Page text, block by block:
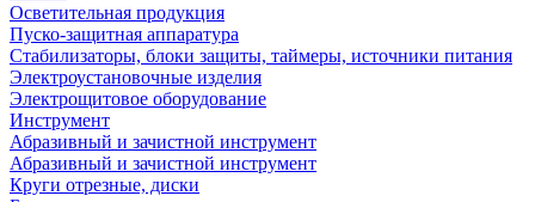
Осветительная продукция
Пуско-защитная аппаратура
Стабилизаторы, блоки защиты, таймеры, источники питания
Электроустановочные изделия
Электрощитовое оборудование
Инструмент
Абразивный и зачистной инструмент
Абразивный и зачистной инструмент
Круги отрезные, диски